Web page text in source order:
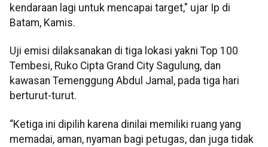
kendaraan lagi untuk mencapai target," ujar Ip di
Batam, Kamis.
Uji emisi dilaksanakan di tiga lokasi yakni Top 100
Tembesi, Ruko Cipta Grand City Sagulung, dan
kawasan Temenggung Abdul Jamal, pada tiga hari
berturut-turut.
“Ketiga ini dipilih karena dinilai memiliki ruang yang
memadai, aman, nyaman bagi petugas, dan juga tidak